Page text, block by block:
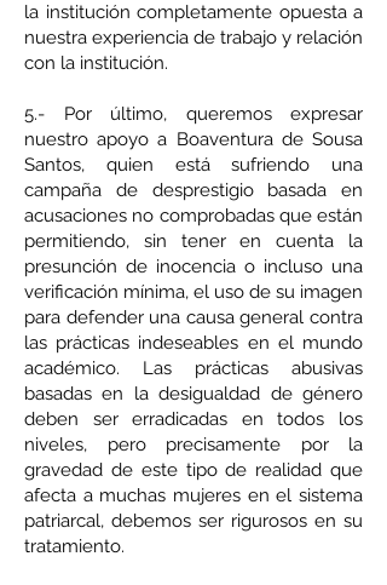
la institución completamente opuesta a
nuestra experiencia de trabajo y relación
con la institución.
5.- Por último, queremos expresar
nuestro apoyo a Boaventura de Sousa
Santos, quien está sufriendo una
campaña de desprestigio basada en
acusaciones no comprobadas que están
permitiendo, sin tener en cuenta la
presunción de inocencia o incluso una
verificación mínima, el uso de su imagen
para defender una causa general contra
las prácticas indeseables en el mundo
académico. Las prácticas abusivas
basadas en la desigualdad de género
deben ser erradicadas en todos los
niveles, pero precisamente por la
gravedad de este tipo de realidad que
afecta a muchas mujeres en el sistema
patriarcal, debemos ser rigurosos en su
tratamiento.